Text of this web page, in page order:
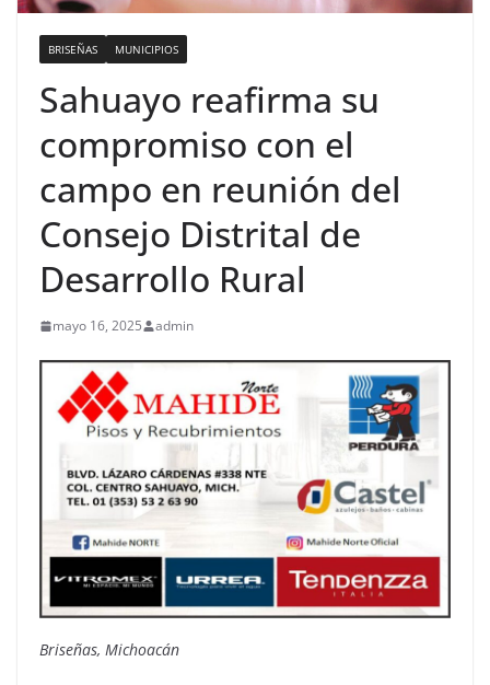
BRISEÑAS MUNICIPIOS
Sahuayo reafirma su
compromiso con el
campo en reunión del
Consejo Distrital de
Desarrollo Rural
mayo 16, 2025 admin
Briseñas, Michoacán